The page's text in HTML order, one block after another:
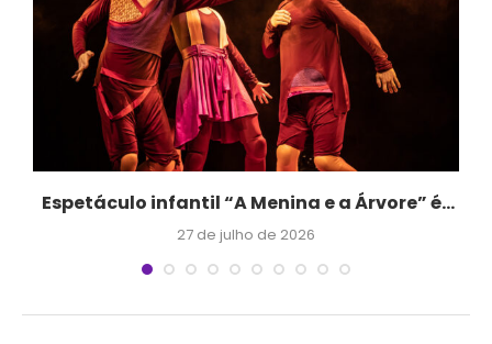
Espetáculo infantil “A Menina e a Árvore” é...
27 de julho de 2026